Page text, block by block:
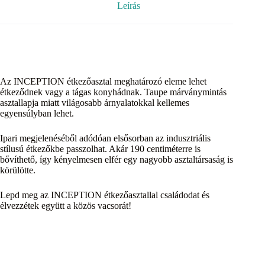
Leírás
Az INCEPTION étkezőasztal meghatározó eleme lehet
étkeződnek vagy a tágas konyhádnak. Taupe márványmintás
asztallapja miatt világosabb árnyalatokkal kellemes
egyensúlyban lehet.
Ipari megjelenéséből adódóan elsősorban az indusztriális
stílusú étkezőkbe passzolhat. Akár 190 centiméterre is
bővíthető, így kényelmesen elfér egy nagyobb asztaltársaság is
körülötte.
Lepd meg az INCEPTION étkezőasztallal családodat és
élvezzétek együtt a közös vacsorát!